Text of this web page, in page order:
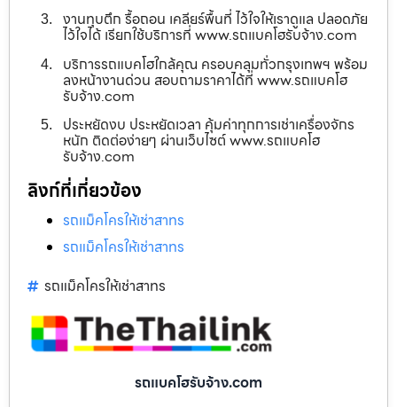
งานทุบตึก รื้อถอน เคลียร์พื้นที่ ไว้ใจให้เราดูแล ปลอดภัย
ไว้ใจได้ เรียกใช้บริการที่ www.รถแบคโฮรับจ้าง.com
บริการรถแบคโฮใกล้คุณ ครอบคลุมทั่วกรุงเทพฯ พร้อม
ลงหน้างานด่วน สอบถามราคาได้ที่ www.รถแบคโฮ
รับจ้าง.com
ประหยัดงบ ประหยัดเวลา คุ้มค่าทุกการเช่าเครื่องจักร
หนัก ติดต่อง่ายๆ ผ่านเว็บไซต์ www.รถแบคโฮ
รับจ้าง.com
ลิงก์ที่เกี่ยวข้อง
รถแม็คโครให้เช่าสาทร
รถแม็คโครให้เช่าสาทร
รถแม็คโครให้เช่าสาทร
รถแบคโฮรับจ้าง.com